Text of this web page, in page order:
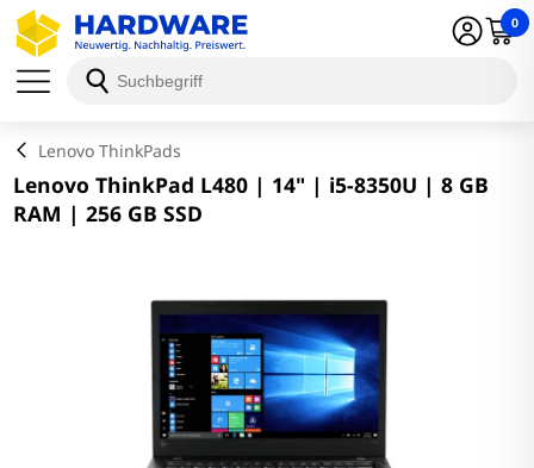
0
Lenovo ThinkPads
Lenovo ThinkPad L480 | 14" | i5-8350U | 8 GB
RAM | 256 GB SSD
Schließen